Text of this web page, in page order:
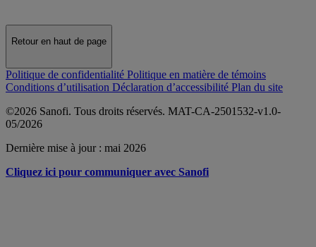
Retour en haut de page
Politique de confidentialité Politique en matière de témoins
Conditions d’utilisation Déclaration d’accessibilité Plan du site
©2026 Sanofi. Tous droits réservés. MAT-CA-2501532-v1.0-
05/2026
Dernière mise à jour : mai 2026
Cliquez ici pour communiquer avec Sanofi